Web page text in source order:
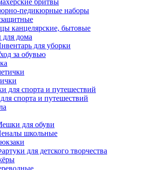
бритвы
педикюрные наборы
канцелярские, бытовые
для дома
для уборки
за обувью
спорта и путешествий
для обуви
школьные
для детского творчества